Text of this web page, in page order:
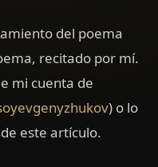
del poema
recitado por mí.
mi cuenta de
) o lo
este artículo.